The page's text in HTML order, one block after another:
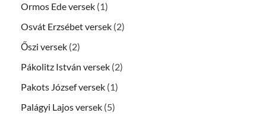
Ormos Ede versek (1)
Osvát Erzsébet versek (2)
Őszi versek (2)
Pákolitz István versek (2)
Pakots József versek (1)
Palágyi Lajos versek (5)